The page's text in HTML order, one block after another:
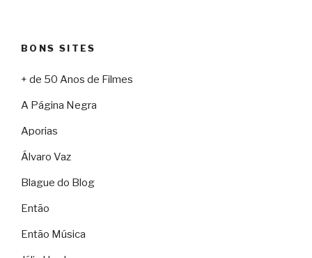
BONS SITES
+ de 50 Anos de Filmes
A Página Negra
Aporias
Álvaro Vaz
Blague do Blog
Então
Então Música